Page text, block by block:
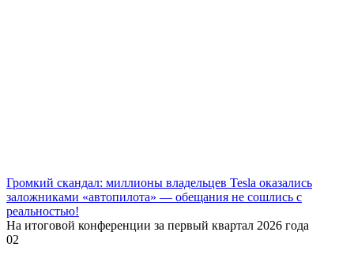
Громкий скандал: миллионы владельцев Tesla оказались
заложниками «автопилота» — обещания не сошлись с
реальностью!
На итоговой конференции за первый квартал 2026 года
02